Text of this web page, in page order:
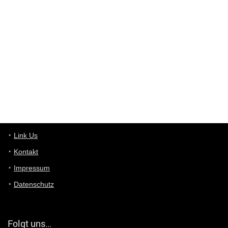
Günni
Link Us
Kontakt
Impressum
Datenschutz
Folgt uns…